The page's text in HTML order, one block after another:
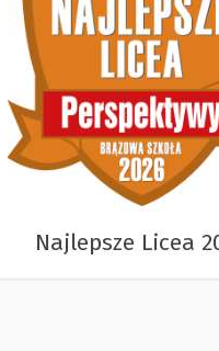
Najlepsze Licea